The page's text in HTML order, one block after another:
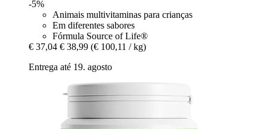
-5%
Animais multivitaminas para crianças
Em diferentes sabores
Fórmula Source of Life®
€ 37,04 € 38,99 (€ 100,11 / kg)
Entrega até 19. agosto